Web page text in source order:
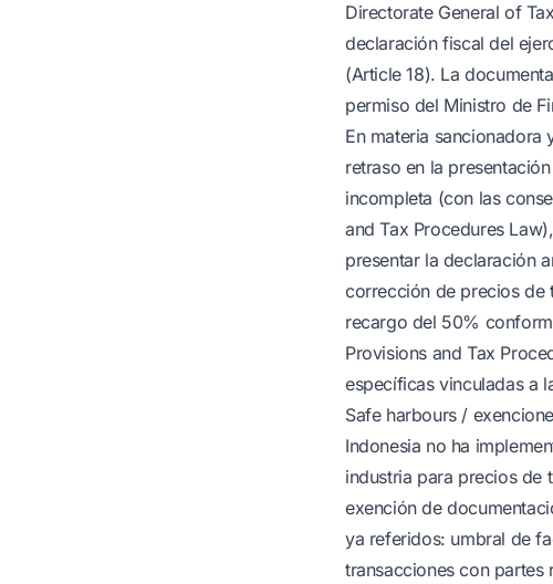
Directorate General of
declaración fiscal del
(Article 18). La
permiso del Ministro de
En materia
retraso en la
incompleta (con las
and Tax Procedures
presentar la declaración
corrección de precios de
recargo del 50%
Provisions and Tax
específicas vinculadas a
Safe harbours /
Indonesia no ha
industria para precios de
exención de
ya referidos: umbral de
transacciones con partes